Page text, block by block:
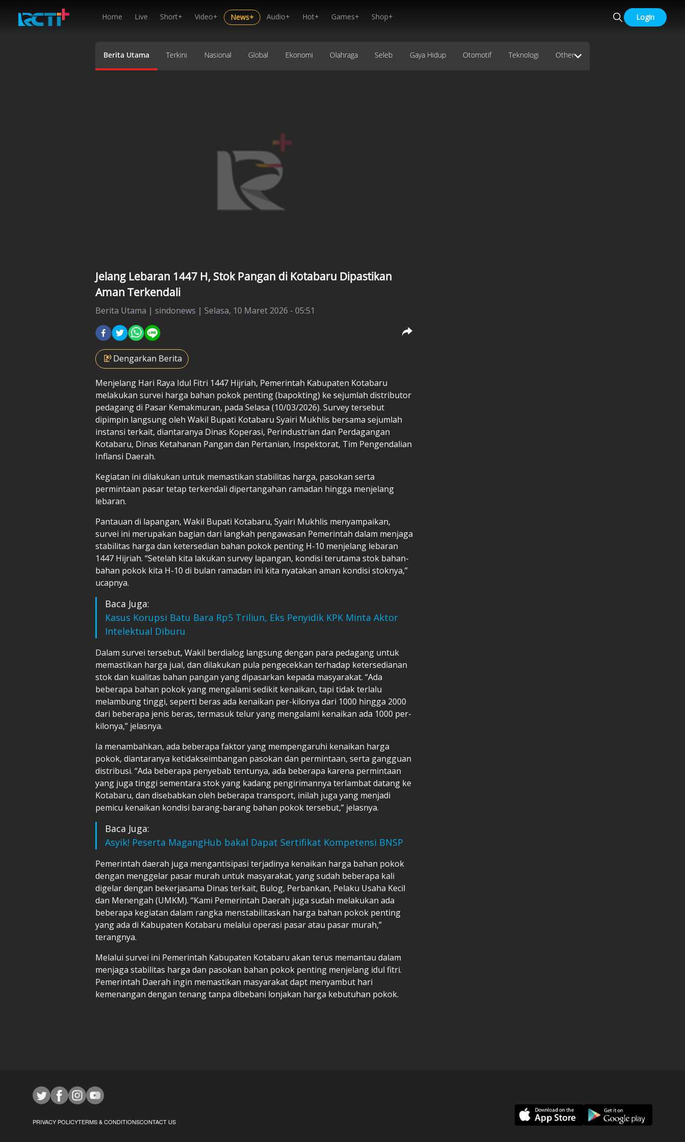
Home Live Short+ Video+ News+ Audio+ Hot+ Games+ Shop+ Login
Berita Utama Terkini Nasional Global Ekonomi Olahraga Seleb Gaya Hidup Otomotif Teknologi Other
Jelang Lebaran 1447 H, Stok Pangan di Kotabaru Dipastikan
Aman Terkendali
Berita Utama | sindonews | Selasa, 10 Maret 2026 - 05:51
Dengarkan Berita
Menjelang Hari Raya Idul Fitri 1447 Hijriah, Pemerintah Kabupaten Kotabaru
melakukan survei harga bahan pokok penting (bapokting) ke sejumlah distributor
pedagang di Pasar Kemakmuran, pada Selasa (10/03/2026). Survey tersebut
dipimpin langsung oleh Wakil Bupati Kotabaru Syairi Mukhlis bersama sejumlah
instansi terkait, diantaranya Dinas Koperasi, Perindustrian dan Perdagangan
Kotabaru, Dinas Ketahanan Pangan dan Pertanian, Inspektorat, Tim Pengendalian
Inflansi Daerah.
Kegiatan ini dilakukan untuk memastikan stabilitas harga, pasokan serta
permintaan pasar tetap terkendali dipertangahan ramadan hingga menjelang
lebaran.
Pantauan di lapangan, Wakil Bupati Kotabaru, Syairi Mukhlis menyampaikan,
survei ini merupakan bagian dari langkah pengawasan Pemerintah dalam menjaga
stabilitas harga dan ketersedian bahan pokok penting H-10 menjelang lebaran
1447 Hijriah. “Setelah kita lakukan survey lapangan, kondisi terutama stok bahan-
bahan pokok kita H-10 di bulan ramadan ini kita nyatakan aman kondisi stoknya,”
ucapnya.
Baca Juga:
Kasus Korupsi Batu Bara Rp5 Triliun, Eks Penyidik KPK Minta Aktor
Intelektual Diburu
Dalam survei tersebut, Wakil berdialog langsung dengan para pedagang untuk
memastikan harga jual, dan dilakukan pula pengecekkan terhadap ketersedianan
stok dan kualitas bahan pangan yang dipasarkan kepada masyarakat. “Ada
beberapa bahan pokok yang mengalami sedikit kenaikan, tapi tidak terlalu
melambung tinggi, seperti beras ada kenaikan per-kilonya dari 1000 hingga 2000
dari beberapa jenis beras, termasuk telur yang mengalami kenaikan ada 1000 per-
kilonya,” jelasnya.
Ia menambahkan, ada beberapa faktor yang mempengaruhi kenaikan harga
pokok, diantaranya ketidakseimbangan pasokan dan permintaan, serta gangguan
distribusi. “Ada beberapa penyebab tentunya, ada beberapa karena permintaan
yang juga tinggi sementara stok yang kadang pengirimannya terlambat datang ke
Kotabaru, dan disebabkan oleh beberapa transport, inilah juga yang menjadi
pemicu kenaikan kondisi barang-barang bahan pokok tersebut,” jelasnya.
Baca Juga:
Asyik! Peserta MagangHub bakal Dapat Sertifikat Kompetensi BNSP
Pemerintah daerah juga mengantisipasi terjadinya kenaikan harga bahan pokok
dengan menggelar pasar murah untuk masyarakat, yang sudah beberapa kali
digelar dengan bekerjasama Dinas terkait, Bulog, Perbankan, Pelaku Usaha Kecil
dan Menengah (UMKM). “Kami Pemerintah Daerah juga sudah melakukan ada
beberapa kegiatan dalam rangka menstabilitaskan harga bahan pokok penting
yang ada di Kabupaten Kotabaru melalui operasi pasar atau pasar murah,”
terangnya.
Melalui survei ini Pemerintah Kabupaten Kotabaru akan terus memantau dalam
menjaga stabilitas harga dan pasokan bahan pokok penting menjelang idul fitri.
Pemerintah Daerah ingin memastikan masyarakat dapt menyambut hari
kemenangan dengan tenang tanpa dibebani lonjakan harga kebutuhan pokok.
PRIVACY POLICYTERMS & CONDITIONSCONTACT US